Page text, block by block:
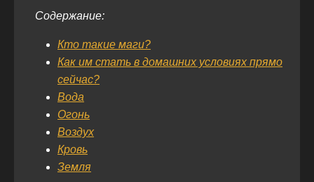
Содержание:
Кто такие маги?
Как им стать в домашних условиях прямо
сейчас?
Вода
Огонь
Воздух
Кровь
Земля